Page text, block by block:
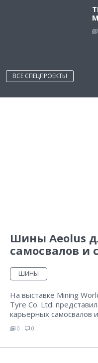
ВСЕ СПЕЦПРОЕКТЫ
Шины Aeolus
самосвалов и
ШИНЫ
На выставке Mining
Tyre Co. Ltd.
карьерных самосвалов
0 0